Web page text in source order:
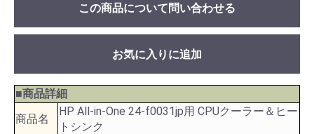
この商品について問い合わせる
お気に入りに追加
■商品詳細
商品名
HP All-in-One 24-f0031jp用 CPUクーラー＆ヒー
トシンク